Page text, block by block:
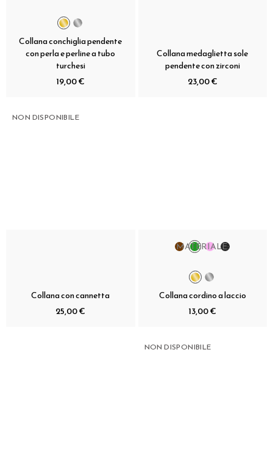
Collana conchiglia pendente
con perla e perline a tubo
turchesi
19,00 €
Collana medaglietta sole
pendente con zirconi
23,00 €
NON DISPONIBILE
Collana con cannetta
25,00 €
MATERIALE:
Collana cordino a laccio
13,00 €
NON DISPONIBILE